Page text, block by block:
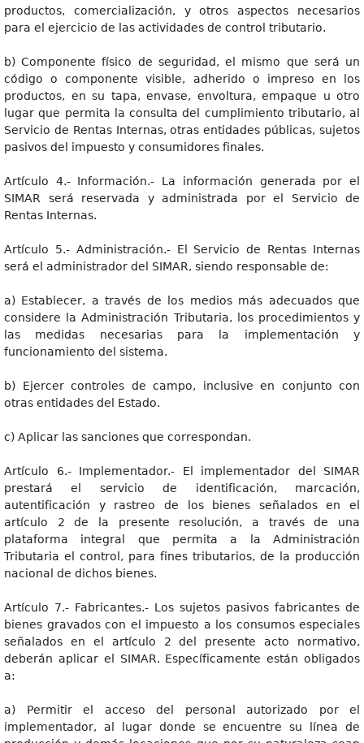
productos, comercialización, y otros aspectos necesarios
para el ejercicio de las actividades de control tributario.
b) Componente físico de seguridad, el mismo que será un
código o componente visible, adherido o impreso en los
productos, en su tapa, envase, envoltura, empaque u otro
lugar que permita la consulta del cumplimiento tributario, al
Servicio de Rentas Internas, otras entidades públicas, sujetos
pasivos del impuesto y consumidores finales.
Artículo 4.- Información.- La información generada por el
SIMAR será reservada y administrada por el Servicio de
Rentas Internas.
Artículo 5.- Administración.- El Servicio de Rentas Internas
será el administrador del SIMAR, siendo responsable de:
a) Establecer, a través de los medios más adecuados que
considere la Administración Tributaria, los procedimientos y
las medidas necesarias para la implementación y
funcionamiento del sistema.
b) Ejercer controles de campo, inclusive en conjunto con
otras entidades del Estado.
c) Aplicar las sanciones que correspondan.
Artículo 6.- Implementador.- El implementador del SIMAR
prestará el servicio de identificación, marcación,
autentificación y rastreo de los bienes señalados en el
artículo 2 de la presente resolución, a través de una
plataforma integral que permita a la Administración
Tributaria el control, para fines tributarios, de la producción
nacional de dichos bienes.
Artículo 7.- Fabricantes.- Los sujetos pasivos fabricantes de
bienes gravados con el impuesto a los consumos especiales
señalados en el artículo 2 del presente acto normativo,
deberán aplicar el SIMAR. Específicamente están obligados
a:
a) Permitir el acceso del personal autorizado por el
implementador, al lugar donde se encuentre su línea de